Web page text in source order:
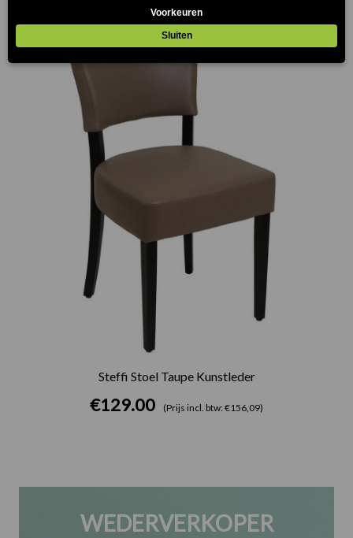
Steffi Stoel Taupe Kunstleder
€129.00 (Prijs incl. btw: €156,09)
WEDERVERKOPER